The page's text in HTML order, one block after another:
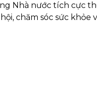
Nhà nước tích cực
chăm sóc sức khỏe